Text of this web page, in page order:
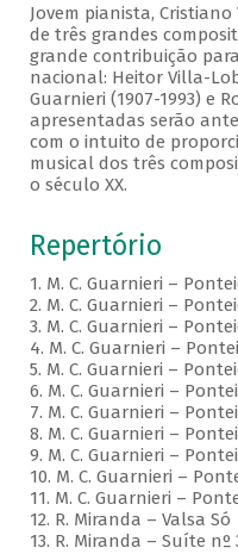
Jovem pianista,
de três grandes
grande contribuição
nacional: Heitor Villa-
Guarnieri (1907-1993) e
apresentadas serão
com o intuito de
musical dos três
o século XX.
Repertório
1. M. C. Guarnieri –
2. M. C. Guarnieri –
3. M. C. Guarnieri –
4. M. C. Guarnieri –
5. M. C. Guarnieri –
6. M. C. Guarnieri –
7. M. C. Guarnieri –
8. M. C. Guarnieri –
9. M. C. Guarnieri –
10. M. C. Guarnieri –
11. M. C. Guarnieri –
12. R. Miranda – Valsa Só
13. R. Miranda – Suíte nº